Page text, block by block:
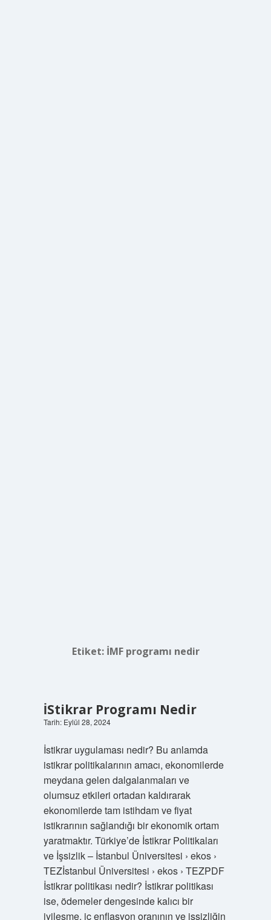
Etiket: İMF programı nedir
İStikrar Programı Nedir
Tarih: Eylül 28, 2024
İstikrar uygulaması nedir? Bu anlamda
istikrar politikalarının amacı, ekonomilerde
meydana gelen dalgalanmaları ve
olumsuz etkileri ortadan kaldırarak
ekonomilerde tam istihdam ve fiyat
istikrarının sağlandığı bir ekonomik ortam
yaratmaktır. Türkiye’de İstikrar Politikaları
ve İşsizlik – İstanbul Üniversitesi › ekos ›
TEZİstanbul Üniversitesi › ekos › TEZPDF
İstikrar politikası nedir? İstikrar politikası
ise, ödemeler dengesinde kalıcı bir
iyileşme, iç enflasyon oranının ve işsizliğin